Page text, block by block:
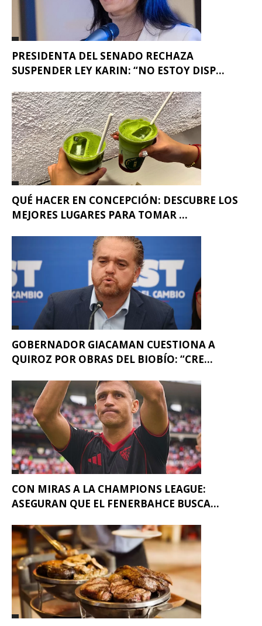
PRESIDENTA DEL SENADO RECHAZA
SUSPENDER LEY KARIN: “NO ESTOY DISP...
QUÉ HACER EN CONCEPCIÓN: DESCUBRE LOS
MEJORES LUGARES PARA TOMAR ...
GOBERNADOR GIACAMAN CUESTIONA A
QUIROZ POR OBRAS DEL BIOBÍO: “CRE...
CON MIRAS A LA CHAMPIONS LEAGUE:
ASEGURAN QUE EL FENERBAHCE BUSCA...